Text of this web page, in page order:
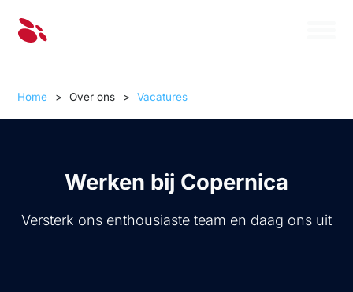
Home > Over ons > Vacatures
Werken bij Copernica
Versterk ons enthousiaste team en daag ons uit